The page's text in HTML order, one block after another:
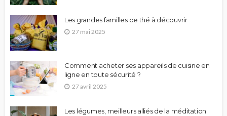
Les grandes familles de thé à découvrir
27 mai 2025
Comment acheter ses appareils de cuisine en
ligne en toute sécurité ?
27 avril 2025
Les légumes, meilleurs alliés de la méditation